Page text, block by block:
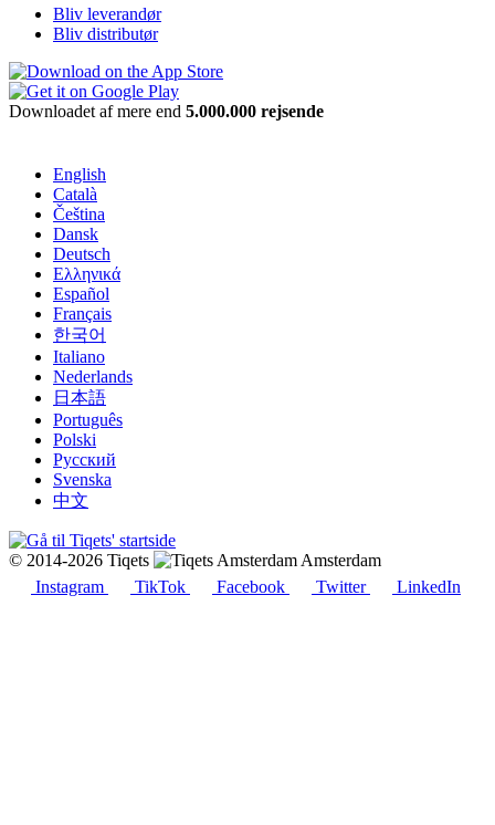
Bliv leverandør
Bliv distributør
Downloadet af mere end 5.000.000 rejsende
English
Català
Čeština
Dansk
Deutsch
Ελληνικά
Español
Français
한국어
Italiano
Nederlands
日本語
Português
Polski
Русский
Svenska
中文
© 2014-2026 Tiqets
Amsterdam
Instagram
TikTok Facebook Twitter LinkedIn